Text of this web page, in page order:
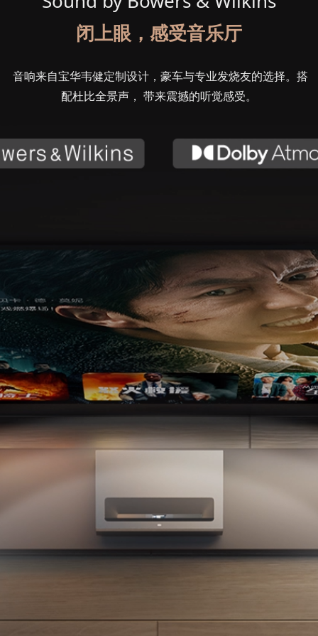
闭上眼，感受音乐厅
音响来自宝华韦健定制设计，豪车与专业发烧友的选择。搭
配杜比全景声， 带来震撼的听觉感受。